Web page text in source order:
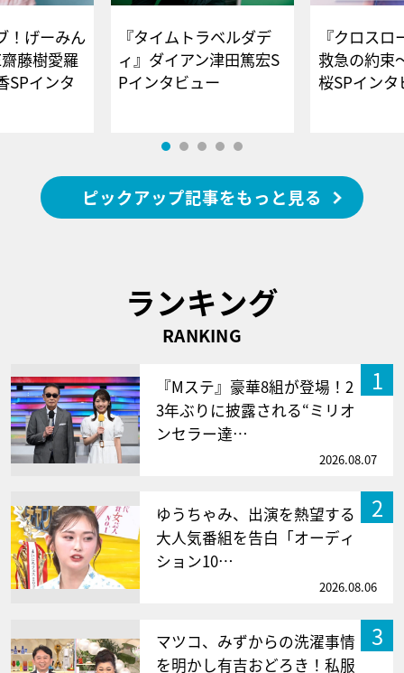
！げーみん
藤樹愛羅
SPインタ
『タイムトラベルダデ
ィ』ダイアン津田篤宏S
Pインタビュー
『クロス
救急の約束
桜SPイ
ピックアップ記事をもっと見る
ランキング
RANKING
1
『Mステ』豪華8組が登場！2
3年ぶりに披露される“ミリオ
ンセラー達…
2026.08.07
2
ゆうちゃみ、出演を熱望する
大人気番組を告白「オーディ
ション10…
2026.08.06
3
マツコ、みずからの洗濯事情
を明かし有吉おどろき！私服